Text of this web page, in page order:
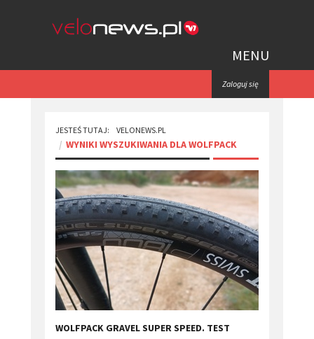
MENU
Zaloguj się
JESTEŚ TUTAJ: VELONEWS.PL
WYNIKI WYSZUKIWANIA DLA WOLFPACK
WOLFPACK GRAVEL SUPER SPEED. TEST